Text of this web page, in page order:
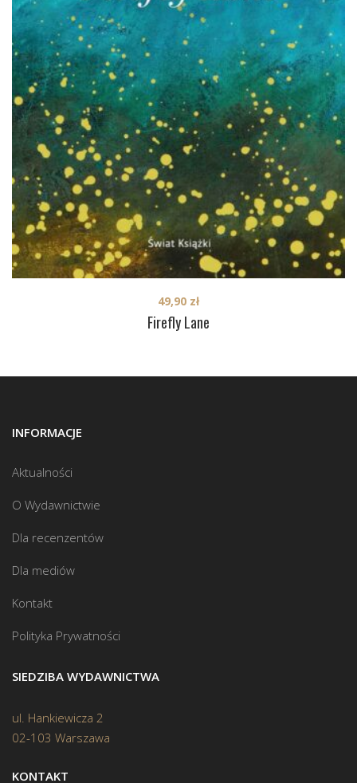
Firefly Lane
49,90 zł
INFORMACJE
Aktualności
O Wydawnictwie
Dla recenzentów
Dla mediów
Kontakt
Polityka Prywatności
SIEDZIBA WYDAWNICTWA
ul. Hankiewicza 2
02-103 Warszawa
KONTAKT